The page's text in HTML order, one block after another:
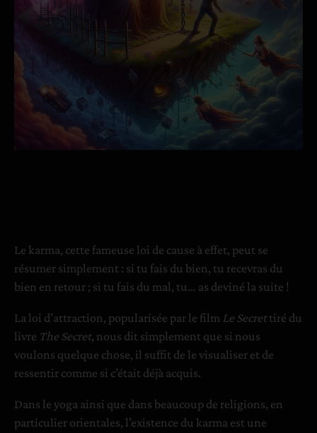
Le karma, cette fameuse loi de cause à effet, peut se
résumer simplement : si tu fais du bien, tu recevras du
bien en retour ; si tu fais du mal, tu… as deviné la suite !
La loi d’attraction, popularisée par le film Le Secret tiré du
livre The Secret, nous dit simplement que si nous
voulons quelque chose, il suffit de le visualiser et de
ressentir comme si c’était déjà acquis.
Dans le yoga ainsi que dans beaucoup de religions, en
particulier orientales, l’existence du karma est une